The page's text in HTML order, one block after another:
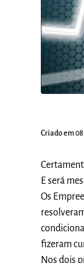
Criado em 08
E será
Os
fizeram
Nos dois